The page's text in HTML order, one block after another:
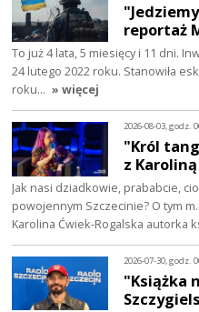
reportaż
To już 4 lata, 5 miesięcy i 11 dni.
24 lutego 2022 roku. Stanowiła
roku… » więcej
2026-08-03, godz.
"Król
z
Jak nasi dziadkowie, prababcie,
powojennym Szczecinie? O tym
Karolina Ćwiek-Rogalska autorka
2026-07-30, godz.
"Książka